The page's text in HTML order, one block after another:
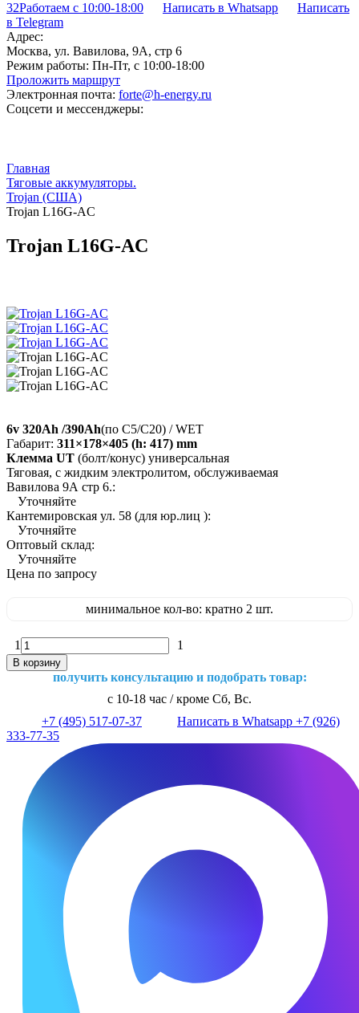
32Работаем с 10:00-18:00 Написать в Whatsapp
Написать
в Telegram
Адрес:
Москва, ул. Вавилова, 9А, стр 6
Режим работы: Пн-Пт, с 10:00-18:00
Проложить маршрут
Электронная почта: forte@h-energy.ru
Соцсети и мессенджеры:
Главная
Тяговые аккумуляторы.
Trojan (США)
Trojan L16G-AC
Trojan L16G-AC
6v 320Ah /390Ah(по C5/C20) / WET
Габарит: 311×178×405 (h: 417) mm
Клемма UT (болт/конус) универсальная
Тяговая, с жидким электролитом, обслуживаемая
Вавилова 9А стр 6.:
Уточняйте
Кантемировская ул. 58 (для юр.лиц ):
Уточняйте
Оптовый склад:
Уточняйте
Цена по запросу
минимальное кол-во: кратно 2 шт.
1 1
В корзину
получить консультацию и подобрать товар:
с 10-18 час / кроме Сб, Вс.
+7 (495) 517-07-37
Написать в Whatsapp +7 (926)
333-77-35